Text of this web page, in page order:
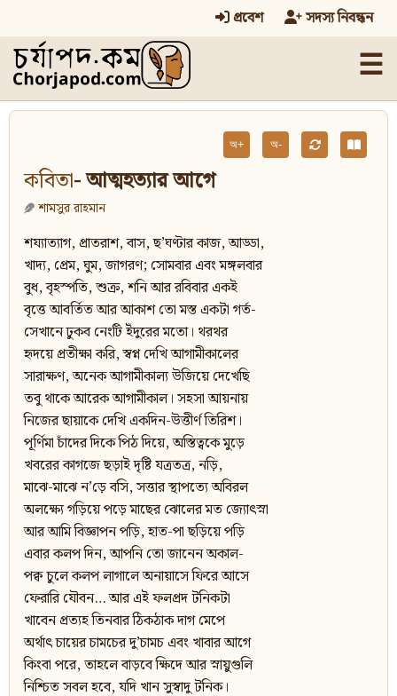
প্রবেশ সদস্য নিবন্ধন
☰
অ+ অ-
কবিতা- আত্মহত্যার আগে
শামসুর রাহমান
শয্যাত্যাগ, প্রাতরাশ, বাস, ছ’ঘণ্টার কাজ, আড্ডা,
খাদ্য, প্রেম, ঘুম, জাগরণ; সোমবার এবং মঙ্গলবার
বুধ, বৃহস্পতি, শুক্র, শনি আর রবিবার একই
বৃত্তে আবর্তিত আর আকাশ তো মস্ত একটা গর্ত-
সেখানে ঢুকব নেংটি ইঁদুরের মতো। থরথর
হৃদয়ে প্রতীক্ষা করি, স্বপ্ন দেখি আগামীকালের
সারাক্ষণ, অনেক আগামীকাল্য উজিয়ে দেখেছি
তবু থাকে আরেক আগামীকাল। সহসা আয়নায়
নিজের ছায়াকে দেখি একদিন-উত্তীর্ণ তিরিশ।
পূর্ণিমা চাঁদের দিকে পিঠ দিয়ে, অস্তিত্বকে মুড়ে
খবরের কাগজে ছড়াই দৃষ্টি যত্রতত্র, নড়ি,
মাঝে-মাঝে ন’ড়ে বসি, সত্তার স্থাপত্যে অবিরল
অলক্ষ্যে গড়িয়ে পড়ে মাছের ঝোলের মত জ্যোৎস্না
আর আমি বিজ্ঞাপন পড়ি, হাত-পা ছড়িয়ে পড়ি
এবার কলপ দিন, আপনি তো জানেন অকাল-
পক্ব চুলে কলপ লাগালে অনায়াসে ফিরে আসে
ফেরারি যৌবন… আর এই ফলপ্রদ টনিকটা
খাবেন প্রত্যহ তিনবার ঠিকঠাক দাগ মেপে
অর্থাৎ চায়ের চামচের দু’চামচ এবং খাবার আগে
কিংবা পরে, তাহলে বাড়বে ক্ষিদে আর স্নায়ুগুলি
নিশ্চিত সবল হবে, যদি খান সুস্বাদু টনিক।